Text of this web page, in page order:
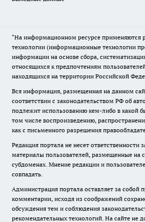
"На информационном ресурсе применяются
технологии (информационные технологии
информации на основе сбора,
относящихся к предпочтениям
находящихся на территории Российской
Вся информация, размещенная на данном
соответствии с законодательством РФ об
подлежит использованию кем-либо в какой
том числе воспроизведению,
как с письменного разрешения
Редакция портала не несет ответственности
материалы пользователей, размещенные на
субдоменах. Мнение редакции и
совпадать.
Администрация портала оставляет за собой
комментарии, исходя из соображений
обсуждения тем и соблюдения
рекомендательных технологий. На сайте не